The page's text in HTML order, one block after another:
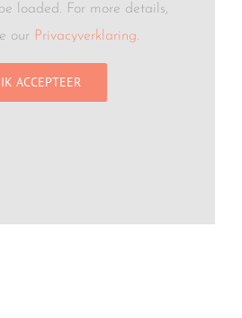
loaded. For more details,
our Privacyverklaring.
IK ACCEPTEER